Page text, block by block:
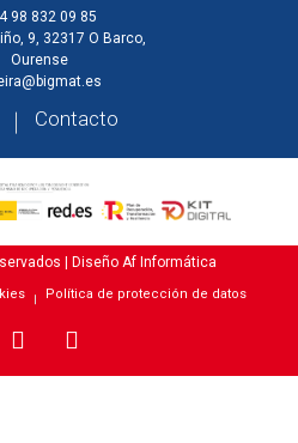
98 832 09 85
9, 32317 O Barco,
Ourense
Contacto
| Diseño Af Informática
Política de protección de datos